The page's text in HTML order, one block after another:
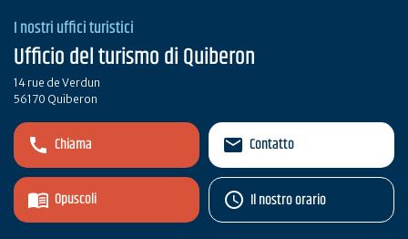
I nostri uffici turistici
Ufficio del turismo di Quiberon
14 rue de Verdun
56170 Quiberon
Chiama
Opuscoli
Contatto
Il nostro orario